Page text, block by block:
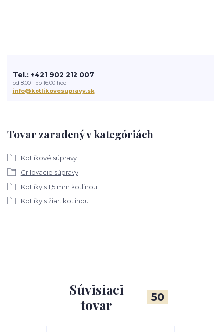
Tovar zaradený v kategóriách
Kotlíkové súpravy
Grilovacie súpravy
Kotlíky s 1,5 mm kotlinou
Kotlíky s žiar. kotlinou
Tel.: +421 902 212 007
od 8:00 - do 16:00 hod
info@kotlikovesupravy.sk
Súvisiaci
tovar
50